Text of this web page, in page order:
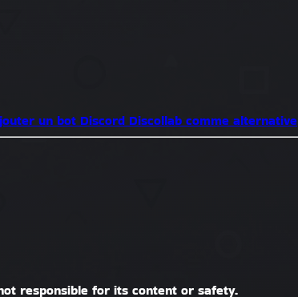
un bot Discord Discollab comme alternative
responsible for its content or safety.